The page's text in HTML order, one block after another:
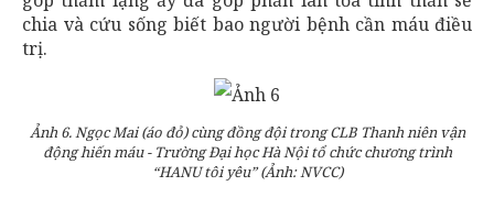
chia và cứu sống biết bao người bệnh cần máu điều
trị.
Ảnh 6. Ngọc Mai (áo đỏ) cùng đồng đội trong CLB Thanh niên vận
động hiến máu - Trường Đại học Hà Nội tổ chức chương trình
“HANU tôi yêu” (Ảnh: NVCC)